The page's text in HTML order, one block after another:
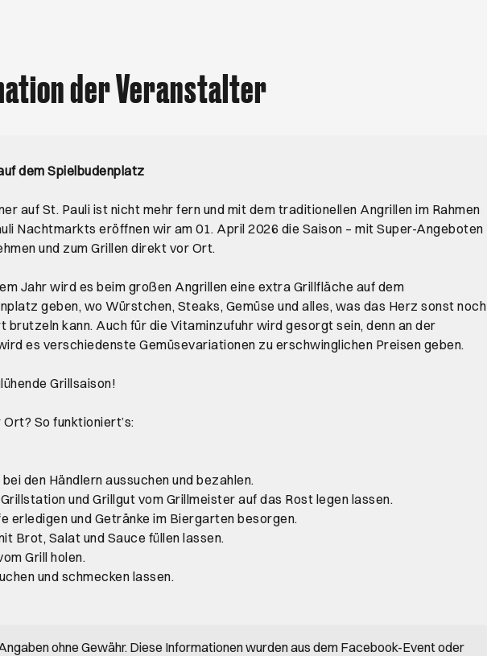
der Veranstalter
dem Spielbudenplatz
auf St. Pauli ist nicht mehr fern und mit dem traditionellen Angrillen im Rahmen
Nachtmarkts eröffnen wir am 01. April 2026 die Saison – mit Super-Angeboten
und zum Grillen direkt vor Ort.
Jahr wird es beim großen Angrillen eine extra Grillfläche auf dem
geben, wo Würstchen, Steaks, Gemüse und alles, was das Herz sonst noch
brutzeln kann. Auch für die Vitaminzufuhr wird gesorgt sein, denn an der
es verschiedenste Gemüsevariationen zu erschwinglichen Preisen geben.
Grillsaison!
Ort? So funktioniert’s:
den Händlern aussuchen und bezahlen.
und Grillgut vom Grillmeister auf das Rost legen lassen.
erledigen und Getränke im Biergarten besorgen.
Brot, Salat und Sauce füllen lassen.
Grill holen.
und schmecken lassen.
ohne Gewähr. Diese Informationen wurden aus dem Facebook-Event oder